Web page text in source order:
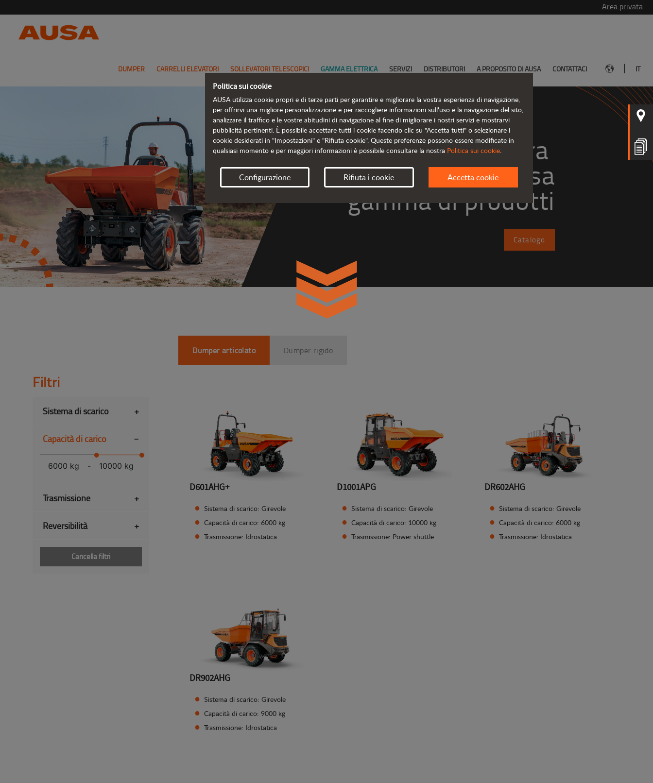
Area privata
DUMPER CARRELLI ELEVATORI SOLLEVATORI TELESCOPICI GAMMA ELETTRICA SERVIZI DISTRIBUTORI A PROPOSITO DI AUSA CONTATTACI IT
Scopri la nostra
estesa
gamma di prodotti
Catalogo
Filtri
Sistema di scarico +
Capacità di carico -
6000 kg - 10000 kg
Trasmissione +
Reversibilità +
Cancella filtri
Dumper articolato Dumper rigido
D601AHG+
Sistema di scarico: Girevole
Capacità di carico: 6000 kg
Trasmissione: Idrostatica
D1001APG
Sistema di scarico: Girevole
Capacità di carico: 10000 kg
Trasmissione: Power shuttle
DR602AHG
Sistema di scarico: Girevole
Capacità di carico: 6000 kg
Trasmissione: Idrostatica
DR902AHG
Sistema di scarico: Girevole
Capacità di carico: 9000 kg
Trasmissione: Idrostatica
Politica sui cookie
AUSA utilizza cookie propri e di terze parti per garantire e migliorare la vostra esperienza di navigazione,
per offrirvi una migliore personalizzazione e per raccogliere informazioni sull'uso e la navigazione del sito,
analizzare il traffico e le vostre abitudini di navigazione al fine di migliorare i nostri servizi e mostrarvi
pubblicità pertinenti. È possibile accettare tutti i cookie facendo clic su "Accetta tutti" o selezionare i
cookie desiderati in "Impostazioni" e "Rifiuta cookie". Queste preferenze possono essere modificate in
qualsiasi momento e per maggiori informazioni è possibile consultare la nostra Politica sui cookie.
Configurazione Rifiuta i cookie Accetta cookie